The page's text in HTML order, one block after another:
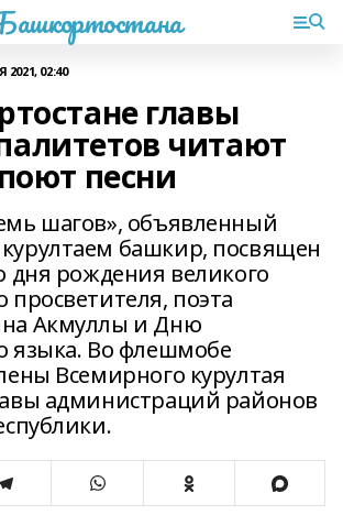
2021, 02:40
главы
читают
песни
шагов», объявленный
башкир, посвящен
дня рождения великого
просветителя, поэта
Акмуллы и Дню
языка. Во флешмобе
Всемирного курултая
администраций районов